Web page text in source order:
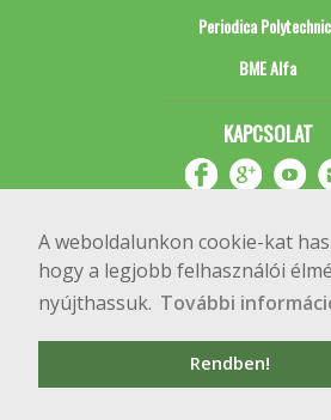
A weboldalunkon cookie-kat
hogy a legjobb felhasználói
nyújthassuk. További
Rendben!
Periodica
BME Alfa
KAPCSOLAT
Copyright © 2020 BME
1111 Budapest,